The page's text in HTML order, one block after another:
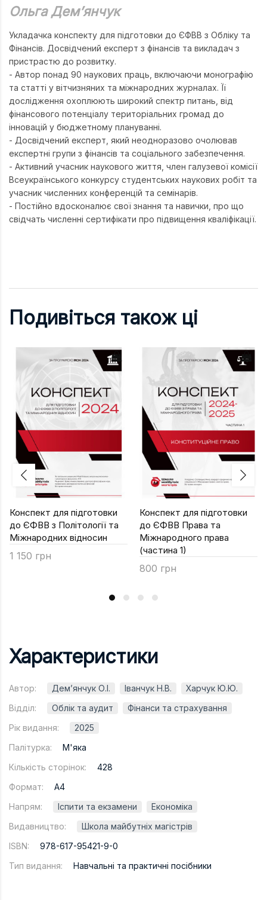
Ольга Демʼянчук
Укладачка конспекту для підготовки до ЄФВВ з Обліку та
Фінансів. Досвідчений експерт з фінансів та викладач з
пристрастю до розвитку.
- Автор понад 90 наукових праць, включаючи монографію
та статті у вітчизняних та міжнародних журналах. Її
дослідження охоплюють широкий спектр питань, від
фінансового потенціалу територіальних громад до
інновацій у бюджетному плануванні.
- Досвідчений експерт, який неодноразово очолював
експертні групи з фінансів та соціального забезпечення.
- Активний учасник наукового життя, член галузевої комісії
Всеукраїнського конкурсу студентських наукових робіт та
учасник численних конференцій та семінарів.
- Постійно вдосконалює свої знання та навички, про що
свідчать численні сертифікати про підвищення кваліфікації.
Подивіться також ці
Конспект для підготовки
до ЄФВВ з Політології та
Міжнародних відносин
1 150 грн
Конспект для підготовки
до ЄФВВ Права та
Міжнародного права
(частина 1)
800 грн
Характеристики
Автор: Дем’янчук О.І. Іванчук Н.В.
Харчук Ю.Ю.
Відділ:
Облік та аудит
Фінанси та страхування
Рік видання:
2025
Палітурка:
М'яка
Кількість сторінок:
428
Формат:
A4
Напрям:
Іспити та екзамени
Економіка
Видавництво:
Школа майбутніх магістрів
ISBN:
978-617-95421-9-0
Тип видання:
Навчальні та практичні посібники